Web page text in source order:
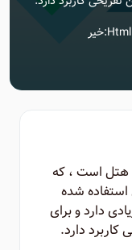
Html:خیر
هتل است ، که
شده
دارد و برای
کاربرد دارد.